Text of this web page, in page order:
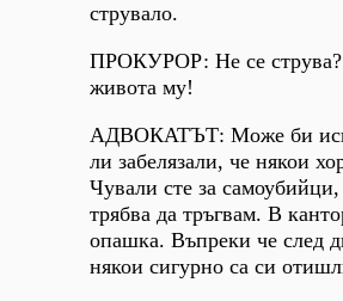
струвало.
ПРОКУРОР: Не се струва?
живота му!
АДВОКАТЪТ: Може би
ли забелязали, че някои
Чували сте за
трябва да тръгвам. В
опашка. Въпреки че след
някои сигурно са си